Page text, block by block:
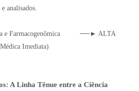
analisados.
e Farmacogenômica ──► ALTA
Imediata)
A Linha Tênue entre a Ciência